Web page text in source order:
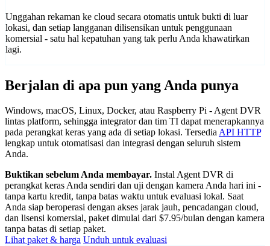
Unggahan rekaman ke cloud secara otomatis untuk bukti di luar
lokasi, dan setiap langganan dilisensikan untuk penggunaan
komersial - satu hal kepatuhan yang tak perlu Anda khawatirkan
lagi.
Berjalan di apa pun yang Anda punya
Windows, macOS, Linux, Docker, atau Raspberry Pi - Agent DVR
lintas platform, sehingga integrator dan tim TI dapat menerapkannya
pada perangkat keras yang ada di setiap lokasi. TersediaAPI HTTP
lengkap untuk otomatisasi dan integrasi dengan seluruh sistem
Anda.
Buktikan sebelum Anda membayar. Instal Agent DVR di
perangkat keras Anda sendiri dan uji dengan kamera Anda hari ini -
tanpa kartu kredit, tanpa batas waktu untuk evaluasi lokal. Saat
Anda siap beroperasi dengan akses jarak jauh, pencadangan cloud,
dan lisensi komersial, paket dimulai dari $7.95/bulan dengan kamera
tanpa batas di setiap paket.
Lihat paket & harga Unduh untuk evaluasi